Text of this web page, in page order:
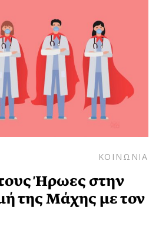
ΚΟΙΝΩΝΙΑ
Ήρωες στην
της Μάχης με τον